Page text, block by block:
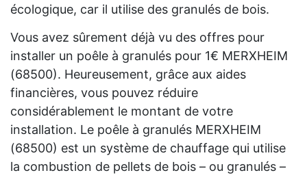
écologique, car il utilise des granulés de bois.
Vous avez sûrement déjà vu des offres pour
installer un poêle à granulés pour 1€ MERXHEIM
(68500). Heureusement, grâce aux aides
financières, vous pouvez réduire
considérablement le montant de votre
installation. Le poêle à granulés MERXHEIM
(68500) est un système de chauffage qui utilise
la combustion de pellets de bois – ou granulés –